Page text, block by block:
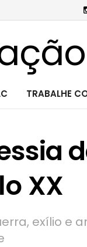
TRABALHE
XX
exílio e